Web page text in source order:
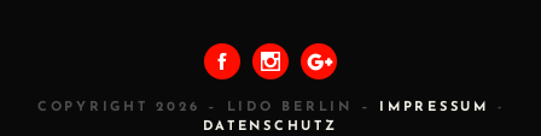
COPYRIGHT 2026 – LIDO BERLIN – IMPRESSUM
-
DATENSCHUTZ